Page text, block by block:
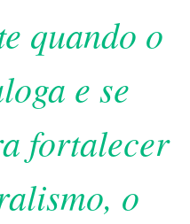
quando o
e se
fortalecer
o